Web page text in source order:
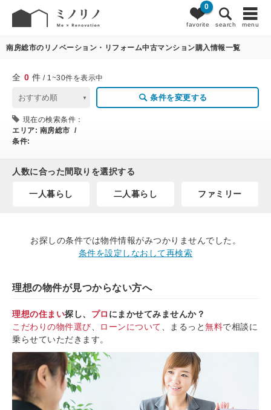
favorite
0
search menu
0 条件変更
南房総市のリノベーション・リフォーム中古マンション購入情報一覧
全 0 件 / 1~30件を表示中
条件を変更する
現在の検索条件：
エリア: 南房総市 /
条件:
人数に合った間取りを選択する
一人暮らし 二人暮らし ファミリー
お探しの条件では物件情報がみつかりませんでした。
条件を設定しなおして再検索
理想の物件が見つからない方へ
理想の住まい探し、 プロ にまかせてみませんか？
こだわりの物件選び
ローンについて 、まるっと無料で相談に
乗らせていただきます。